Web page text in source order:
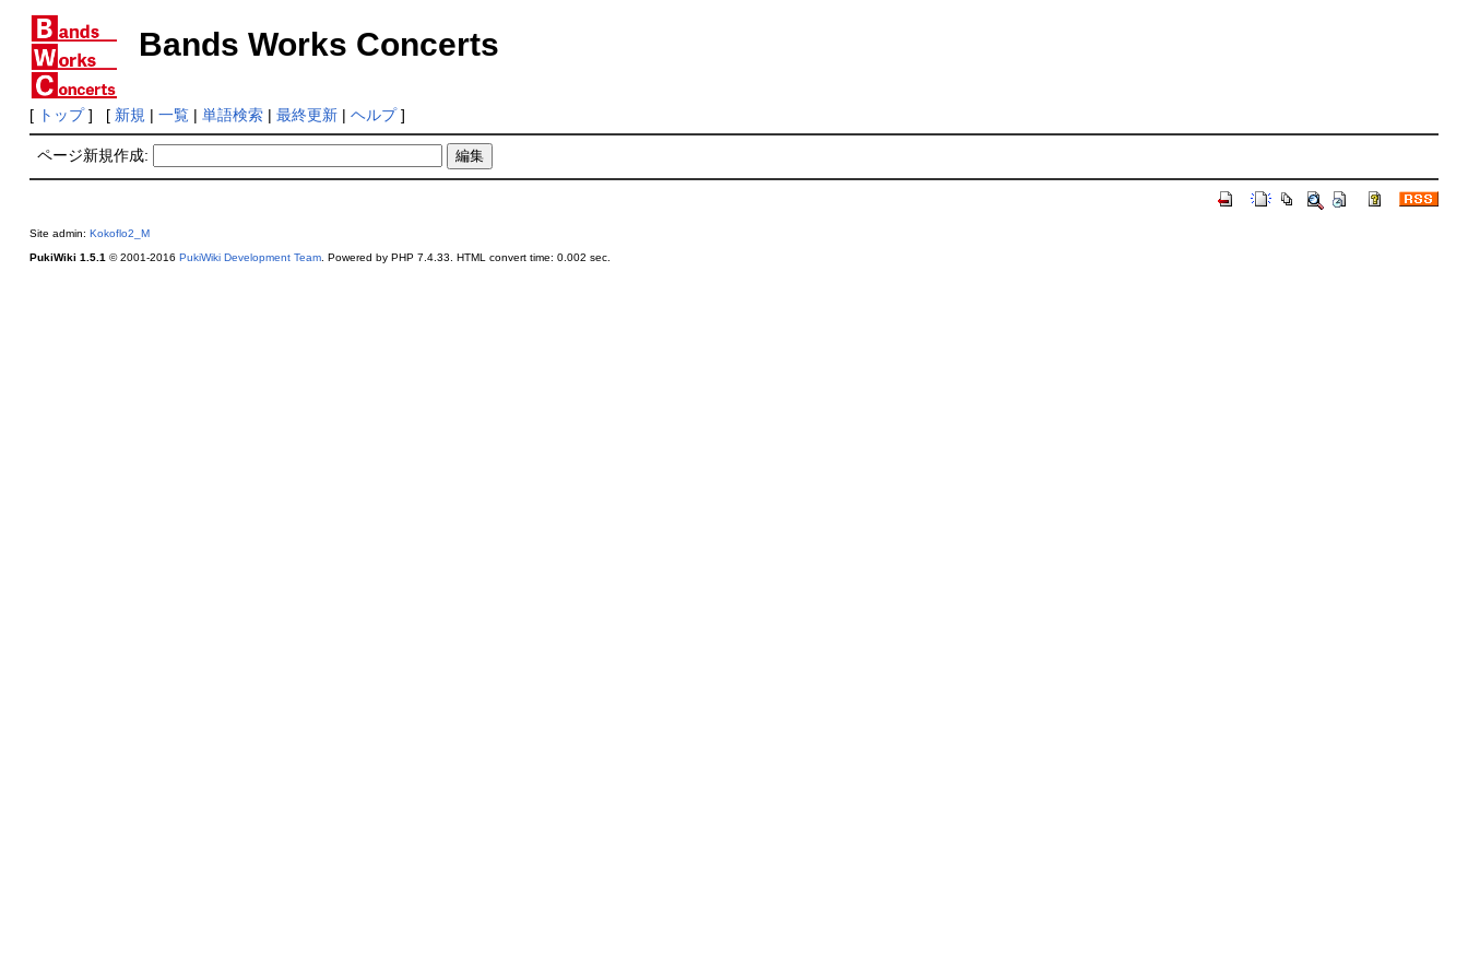
Bands Works Concerts
[ トップ] [ 新規 | 一覧| 単語検索| 最終更新| ヘルプ]
ページ新規作成:
Site admin: Kokoflo2_M
PukiWiki 1.5.1 © 2001-2016 PukiWiki Development Team. Powered by PHP 7.4.33. HTML convert time: 0.002 sec.